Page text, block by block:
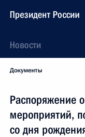
Президент России
Новости
Документы
Распоряжение
мероприятий,
со дня